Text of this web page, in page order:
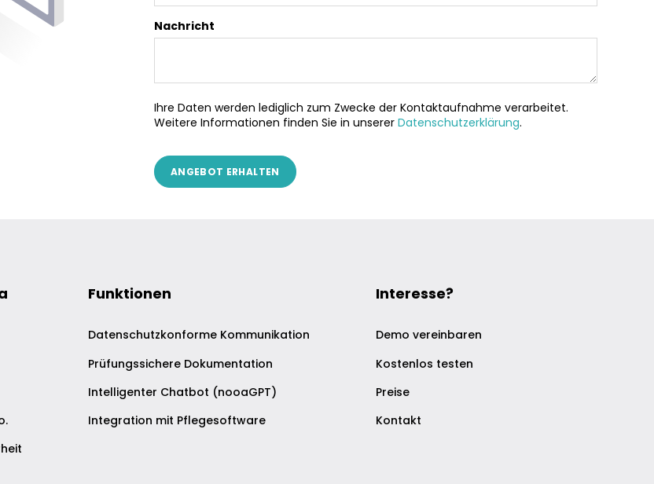
Nachricht
Ihre Daten werden lediglich zum Zwecke der Kontaktaufnahme verarbeitet.
Weitere Informationen finden Sie in unserer Datenschutzerklärung.
Funktionen
Datenschutzkonforme Kommunikation
Prüfungssichere Dokumentation
Intelligenter Chatbot (nooaGPT)
Integration mit Pflegesoftware
Interesse?
Demo vereinbaren
Kostenlos testen
Preise
Kontakt